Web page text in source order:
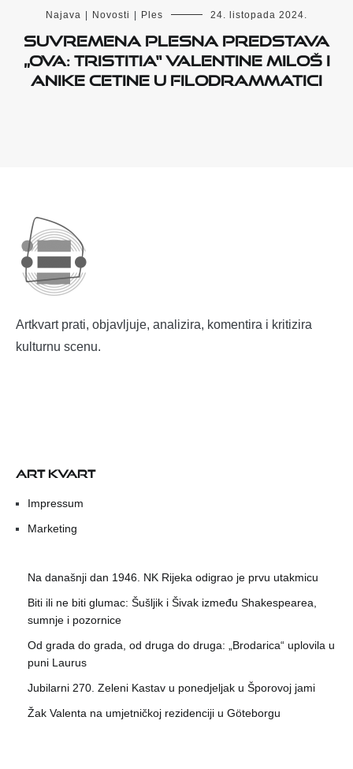
Najava Novosti Ples 24. listopada 2024.
Suvremena plesna predstava
„Ova: Tristitia“ Valentine Miloš i
Anike Cetine u Filodrammatici
Artkvart prati, objavljuje, analizira, komentira i kritizira
kulturnu scenu.
ART KVART
Impressum
Marketing
Na današnji dan 1946. NK Rijeka odigrao je prvu utakmicu
Biti ili ne biti glumac: Šušljik i Šivak između Shakespearea,
sumnje i pozornice
Od grada do grada, od druga do druga: „Brodarica“ uplovila u
puni Laurus
Jubilarni 270. Zeleni Kastav u ponedjeljak u Šporovoj jami
Žak Valenta na umjetničkoj rezidenciji u Göteborgu